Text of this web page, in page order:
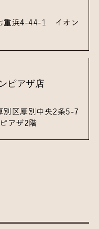
重浜4-44-1
イオン
ピアザ店
別区厚別中央2条5-7
アザ2階